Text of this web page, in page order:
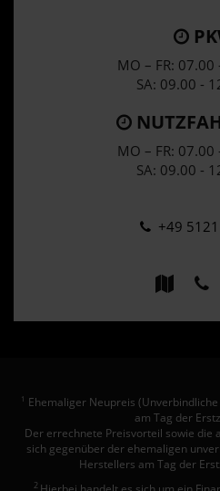
MO – FR:
SA: 09.00 -
MO – FR:
SA: 09.00 -
+49
1 Ehemaliger Neupreis
am Tag der
Der errechnete Preisvorteil sowie die
sich gegenüber der ehemaligen
Herstellers am Tag der
2